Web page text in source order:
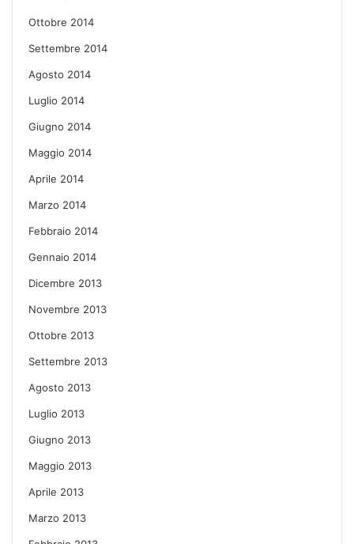
Ottobre 2014
Settembre 2014
Agosto 2014
Luglio 2014
Giugno 2014
Maggio 2014
Aprile 2014
Marzo 2014
Febbraio 2014
Gennaio 2014
Dicembre 2013
Novembre 2013
Ottobre 2013
Settembre 2013
Agosto 2013
Luglio 2013
Giugno 2013
Maggio 2013
Aprile 2013
Marzo 2013